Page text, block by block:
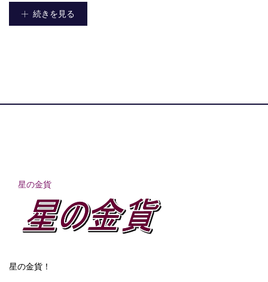
続きを見る
星の金貨
星の金貨！